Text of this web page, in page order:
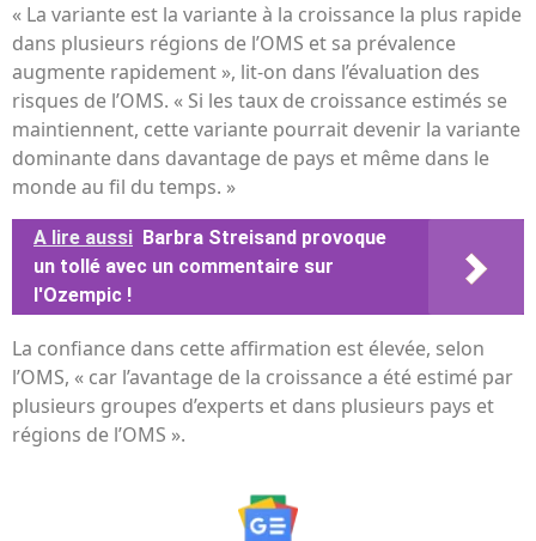
« La variante est la variante à la croissance la plus rapide
dans plusieurs régions de l’OMS et sa prévalence
augmente rapidement », lit-on dans l’évaluation des
risques de l’OMS. « Si les taux de croissance estimés se
maintiennent, cette variante pourrait devenir la variante
dominante dans davantage de pays et même dans le
monde au fil du temps. »
A lire aussi Barbra Streisand provoque
un tollé avec un commentaire sur
l'Ozempic !
La confiance dans cette affirmation est élevée, selon
l’OMS, « car l’avantage de la croissance a été estimé par
plusieurs groupes d’experts et dans plusieurs pays et
régions de l’OMS ».